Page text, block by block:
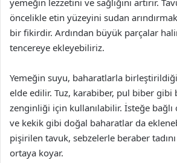
yemeğin lezzetini ve sağlığını artırır.
öncelikle etin yüzeyini sudan
bir fikirdir. Ardından büyük parçalar
tencereye ekleyebiliriz.
Yemeğin suyu, baharatlarla
elde edilir. Tuz, karabiber, pul biber gibi
zenginliği için kullanılabilir. İsteğe bağlı
ve kekik gibi doğal baharatlar da
pişirilen tavuk, sebzelerle beraber
ortaya koyar.